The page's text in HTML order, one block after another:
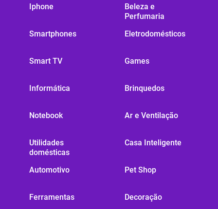
Iphone
Smartphones
Smart TV
Informática
Notebook
Utilidades
domésticas
Automotivo
Ferramentas
Beleza e
Perfumaria
Eletrodomésticos
Games
Brinquedos
Ar e Ventilação
Casa Inteligente
Pet Shop
Decoração